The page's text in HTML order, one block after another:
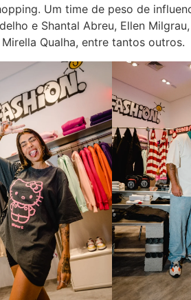
Um time de peso de
e Shantal Abreu, Ellen
Qualha, entre tantos outros.